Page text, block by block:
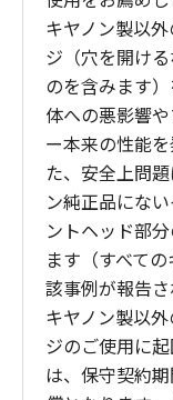
キヤノン製以
ジ（穴を開け
のを含みます
体への悪影響
ー本来の性能
た、安全上問
ン純正品にな
ントヘッド部
ます（すべて
該事例が報告
キヤノン製以
ジのご使用に
は、保守契約